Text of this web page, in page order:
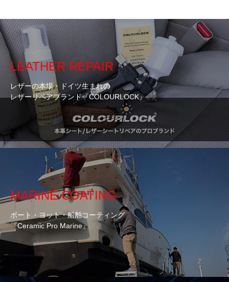
LEATHER REPAIR
レザーの本場・ドイツ生まれの
レザーリペアブランド『COLOURLOCK』
MARINE COATING
ボート・ヨット・船舶コーティング
『Ceramic Pro Marine』